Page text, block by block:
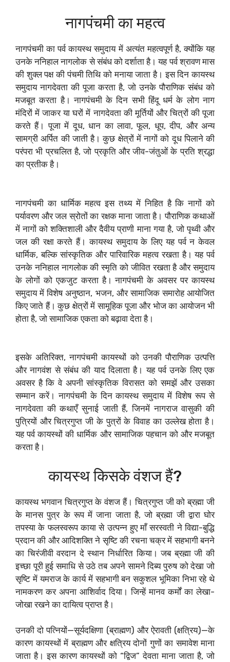
नागपंचमी का महत्व
नागपंचमी का पर्व कायस्थ समुदाय में अत्यंत महत्वपूर्ण है, क्योंकि यह
उनके ननिहाल नागलोक से संबंध को दर्शाता है। यह पर्व श्रावण मास
की शुक्ल पक्ष की पंचमी तिथि को मनाया जाता है। इस दिन कायस्थ
समुदाय नागदेवता की पूजा करता है, जो उनके पौराणिक संबंध को
मजबूत करता है। नागपंचमी के दिन सभी हिंदू धर्म के लोग नाग
मंदिरों में जाकर या घरों में नागदेवता की मूर्तियों और चित्रों की पूजा
करते हैं। पूजा में दूध, धान का लावा, फूल, धूप, दीप, और अन्य
सामग्री अर्पित की जाती है। कुछ क्षेत्रों में नागों को दूध पिलाने की
परंपरा भी प्रचलित है, जो प्रकृति और जीव-जंतुओं के प्रति श्रद्धा
का प्रतीक है।
नागपंचमी का धार्मिक महत्व इस तथ्य में निहित है कि नागों को
पर्यावरण और जल स्रोतों का रक्षक माना जाता है। पौराणिक कथाओं
में नागों को शक्तिशाली और दैवीय प्राणी माना गया है, जो पृथ्वी और
जल की रक्षा करते हैं। कायस्थ समुदाय के लिए यह पर्व न केवल
धार्मिक, बल्कि सांस्कृतिक और पारिवारिक महत्व रखता है। यह पर्व
उनके ननिहाल नागलोक की स्मृति को जीवित रखता है और समुदाय
के लोगों को एकजुट करता है। नागपंचमी के अवसर पर कायस्थ
समुदाय में विशेष अनुष्ठान, भजन, और सामाजिक समारोह आयोजित
किए जाते हैं। कुछ क्षेत्रों में सामूहिक पूजा और भोज का आयोजन भी
होता है, जो सामाजिक एकता को बढ़ावा देता है।
इसके अतिरिक्त, नागपंचमी कायस्थों को उनकी पौराणिक उत्पत्ति
और नागवंश से संबंध की याद दिलाता है। यह पर्व उनके लिए एक
अवसर है कि वे अपनी सांस्कृतिक विरासत को समझें और उसका
सम्मान करें। नागपंचमी के दिन कायस्थ समुदाय में विशेष रूप से
नागदेवता की कथाएँ सुनाई जाती हैं, जिनमें नागराज वासुकी की
पुत्रियों और चित्रगुप्त जी के पुत्रों के विवाह का उल्लेख होता है।
यह पर्व कायस्थों की धार्मिक और सामाजिक पहचान को और मजबूत
करता है।
कायस्थ किसके वंशज हैं?
कायस्थ भगवान चित्रगुप्त के वंशज हैं। चित्रगुप्त जी को ब्रह्मा जी
के मानस पुत्र के रूप में जाना जाता है, जो ब्रह्मा जी द्वारा घोर
तपस्या के फलस्वरूप काया से उत्पन्न हुए माँ सरस्वती ने विद्या-बुद्धि
प्रदान की और आदिशक्ति ने सृष्टि की रचना चक्र में सहभागी बनने
का चिरंजीवी वरदान दे स्थान निर्धारित किया। जब ब्रह्मा जी की
इच्छा पूरी हुई समाधि से उठे तब अपने सामने दिब्य पुरुष को देखा जो
सृष्टि में यमराज के कार्य में सहभागी बन सकुशल भूमिका निभा रहे थे
नामकरण कर अपना आशिर्वाद दिया। जिन्हें मानव कर्मों का लेखा-
जोखा रखने का दायित्व प्राप्त है।
उनकी दो पत्नियों—सूर्यदक्षिणा (ब्राह्मण) और ऐरावती (क्षत्रिय)—के
कारण कायस्थों में ब्राह्मण और क्षत्रिय दोनों गुणों का समावेश माना
जाता है। इस कारण कायस्थों को “द्विज” देवता माना जाता है, जो